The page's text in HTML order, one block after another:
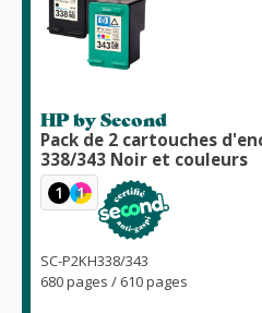
HP by Second
Pack de 2 cartouches
338/343 Noir et couleurs
1 1
SC-P2KH338/343
680 pages / 610 pages